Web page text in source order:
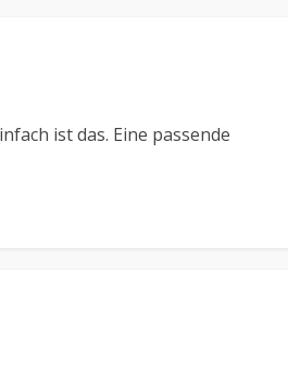
ist das. Eine passende